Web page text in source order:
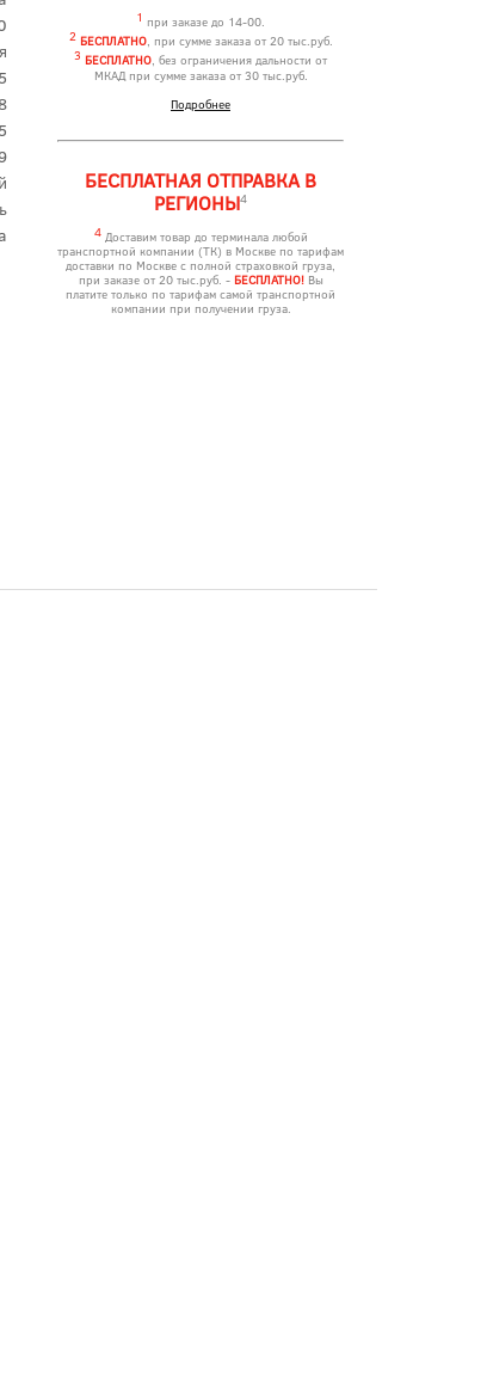
5
1 при заказе до 14-00.
2 БЕСПЛАТНО, при сумме заказа от 20 тыс.руб.
3 БЕСПЛАТНО, без ограничения дальности от
МКАД при сумме заказа от 30 тыс.руб.
Подробнее
БЕСПЛАТНАЯ ОТПРАВКА В
РЕГИОНЫ4
4Доставим товар до терминала любой
транспортной компании (ТК) в Москве по тарифам
доставки по Москве с полной страховкой груза,
при заказе от 20 тыс.руб. - БЕСПЛАТНО!Вы
платите только по тарифам самой транспортной
компании при получении груза.